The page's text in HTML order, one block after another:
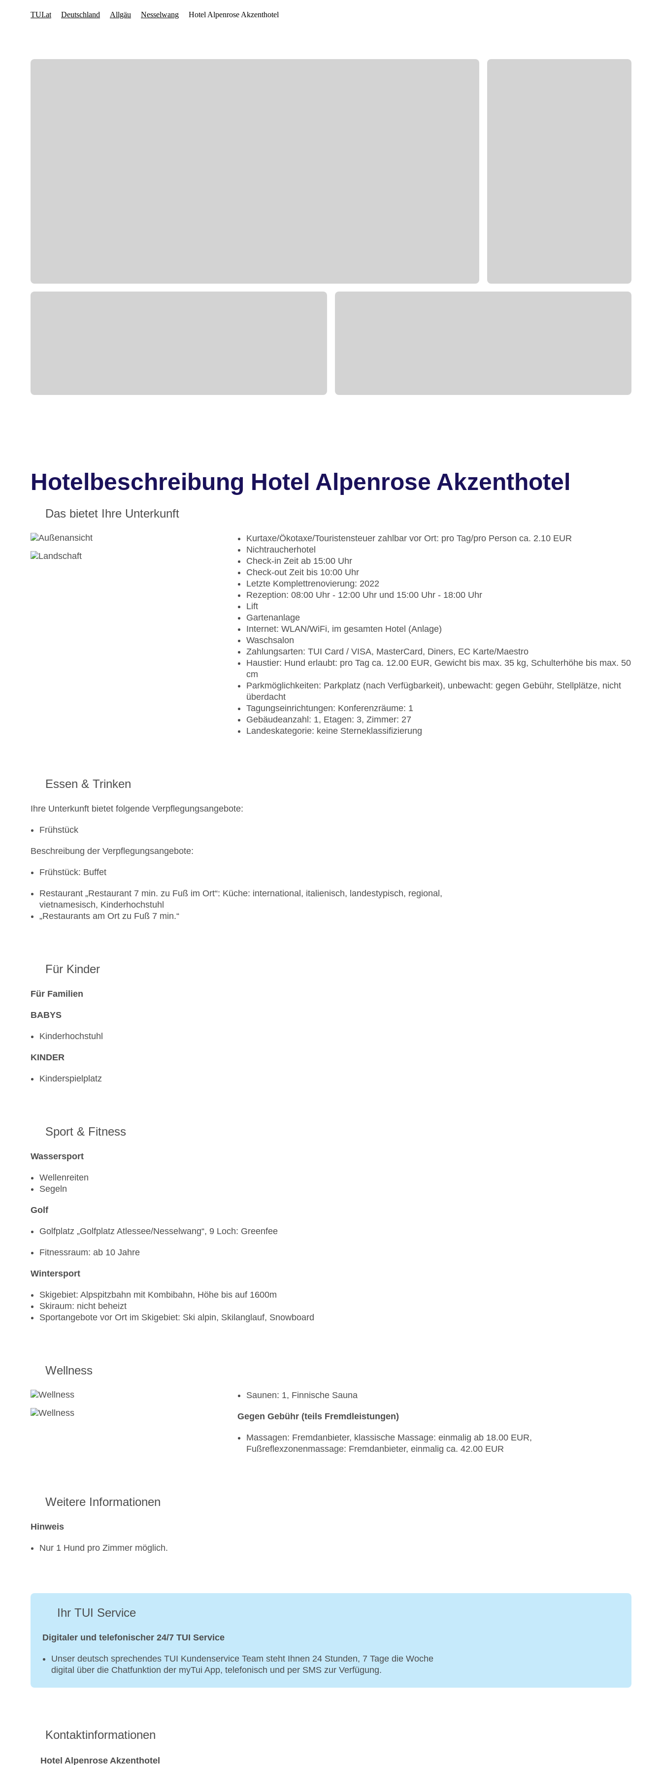
Hotelbeschreibung Hotel Alpenrose Akzenthotel
Das bietet Ihre Unterkunft
Kurtaxe/Ökotaxe/Touristensteuer zahlbar vor Ort: pro Tag/pro Person ca. 2.10 EUR
Nichtraucherhotel
Check-in Zeit ab 15:00 Uhr
Check-out Zeit bis 10:00 Uhr
Letzte Komplettrenovierung: 2022
Rezeption: 08:00 Uhr - 12:00 Uhr und 15:00 Uhr - 18:00 Uhr
Lift
Gartenanlage
Internet: WLAN/WiFi, im gesamten Hotel (Anlage)
Waschsalon
Zahlungsarten: TUI Card / VISA, MasterCard, Diners, EC Karte/Maestro
Haustier: Hund erlaubt: pro Tag ca. 12.00 EUR, Gewicht bis max. 35 kg, Schulterhöhe bis max. 50
cm
Parkmöglichkeiten: Parkplatz (nach Verfügbarkeit), unbewacht: gegen Gebühr, Stellplätze, nicht
überdacht
Tagungseinrichtungen: Konferenzräume: 1
Gebäudeanzahl: 1, Etagen: 3, Zimmer: 27
Landeskategorie: keine Sterneklassifizierung
Essen & Trinken
Ihre Unterkunft bietet folgende Verpflegungsangebote:
Frühstück
Beschreibung der Verpflegungsangebote:
Frühstück: Buffet
Restaurant „Restaurant 7 min. zu Fuß im Ort“: Küche: international, italienisch, landestypisch, regional,
vietnamesisch, Kinderhochstuhl
„Restaurants am Ort zu Fuß 7 min.“
Für Kinder
Für Familien
BABYS
Kinderhochstuhl
KINDER
Kinderspielplatz
Sport & Fitness
Wassersport
Wellenreiten
Segeln
Golf
Golfplatz „Golfplatz Atlessee/Nesselwang“, 9 Loch: Greenfee
Fitnessraum: ab 10 Jahre
Wintersport
Skigebiet: Alpspitzbahn mit Kombibahn, Höhe bis auf 1600m
Skiraum: nicht beheizt
Sportangebote vor Ort im Skigebiet: Ski alpin, Skilanglauf, Snowboard
Wellness
Saunen: 1, Finnische Sauna
Gegen Gebühr (teils Fremdleistungen)
Massagen: Fremdanbieter, klassische Massage: einmalig ab 18.00 EUR,
Fußreflexzonenmassage: Fremdanbieter, einmalig ca. 42.00 EUR
Weitere Informationen
Hinweis
Nur 1 Hund pro Zimmer möglich.
Ihr TUI Service
Digitaler und telefonischer 24/7 TUI Service
Unser deutsch sprechendes TUI Kundenservice Team steht Ihnen 24 Stunden, 7 Tage die Woche
digital über die Chatfunktion der myTui App, telefonisch und per SMS zur Verfügung.
Kontaktinformationen
Hotel Alpenrose Akzenthotel